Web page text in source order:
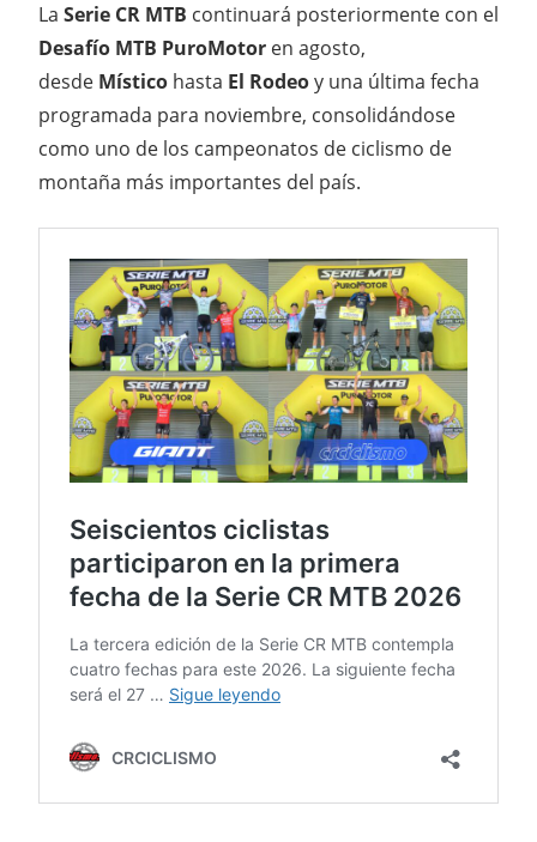
La Serie CR MTB continuará posteriormente con el
Desafío MTB PuroMotor en agosto,
desde Místico hasta El Rodeoy una última fecha
programada para noviembre, consolidándose
como uno de los campeonatos de ciclismo de
montaña más importantes del país.